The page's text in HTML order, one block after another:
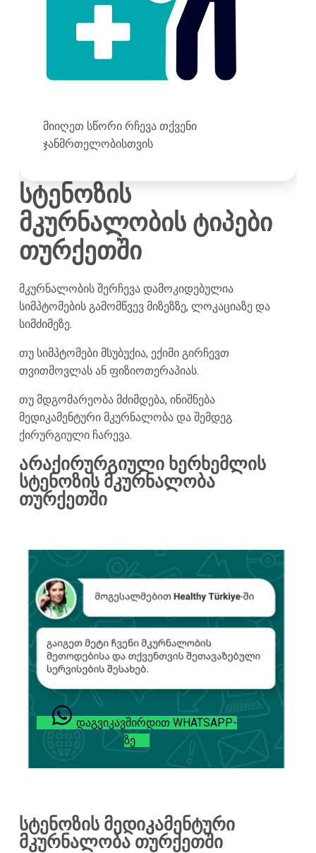
მიიღეთ სწორი რჩევა თქვენი
ჯანმრთელობისთვის
სტენოზის
მკურნალობის ტიპები
თურქეთში
მკურნალობის შერჩევა დამოკიდებულია
სიმპტომების გამომწვევ მიზეზზე, ლოკაციაზე და
სიმძიმეზე.
თუ სიმპტომები მსუბუქია, ექიმი გირჩევთ
თვითმოვლას ან ფიზიოთერაპიას.
თუ მდგომარეობა მძიმდება, ინიშნება
მედიკამენტური მკურნალობა და შემდეგ
ქირურგიული ჩარევა.
არაქირურგიული ხერხემლის
სტენოზის მკურნალობა
თურქეთში
ᲓᲐᲒᲕᲘᲙᲐᲕᲨᲘᲠᲓᲘᲗ WHATSAPP-
ᲖᲔ
სტენოზის მედიკამენტური
მკურნალობა თურქეთში